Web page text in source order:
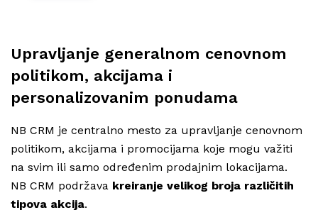
Upravljanje generalnom cenovnom
politikom, akcijama i
personalizovanim ponudama
NB CRM je centralno mesto za upravljanje cenovnom
politikom, akcijama i promocijama koje mogu važiti
na svim ili samo određenim prodajnim lokacijama.
NB CRM podržava kreiranje velikog broja različitih
tipova akcija.